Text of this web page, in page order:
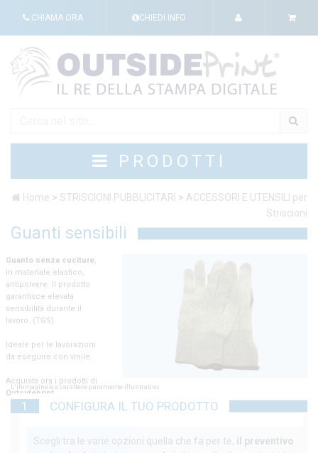
CHIAMA ORA CHIEDI INFO
PRODOTTI
Home > STRISCIONI PUBBLICITARI > ACCESSORI E UTENSILI per
Striscioni
Guanti sensibili
Guanto senza cuciture,
in materiale elastico,
antipolvere. Il prodotto
garantisce elevata
sensibilità durante il
lavoro. (TGS)
Ideale per le lavorazioni
da eseguire con vinile.
Acquista ora i prodotti di
Outsideprint
L'immagine è a carattere puramente illustrativo.
1 CONFIGURA IL TUO PRODOTTO
Scegli tra le varie opzioni quella che fa per te, il preventivo